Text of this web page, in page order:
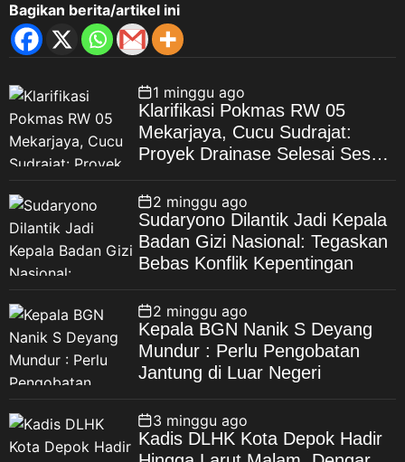
Bagikan berita/artikel ini
1 minggu ago
Klarifikasi Pokmas RW 05
Mekarjaya, Cucu Sudrajat:
Proyek Drainase Selesai Sesuai
2 minggu ago
Sudaryono Dilantik Jadi Kepala
Badan Gizi Nasional: Tegaskan
Bebas Konflik Kepentingan
2 minggu ago
Kepala BGN Nanik S Deyang
Mundur : Perlu Pengobatan
Jantung di Luar Negeri
3 minggu ago
Kadis DLHK Kota Depok Hadir